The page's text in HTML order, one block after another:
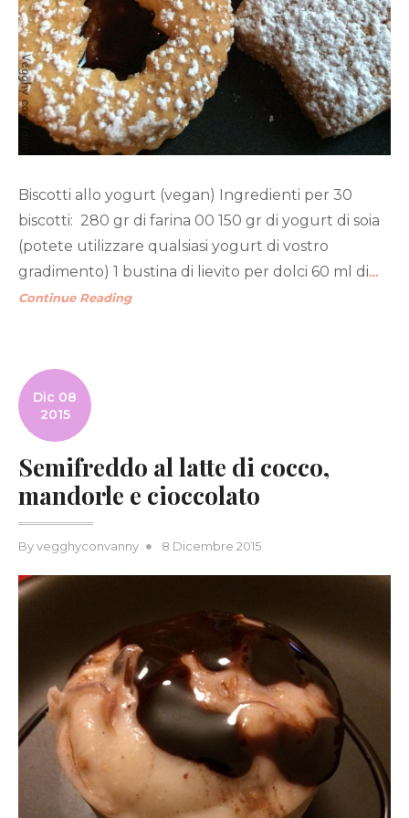
Biscotti allo yogurt (vegan) Ingredienti per 30
biscotti: 280 gr di farina 00 150 gr di yogurt di soia
(potete utilizzare qualsiasi yogurt di vostro
gradimento) 1 bustina di lievito per dolci 60 ml di…
Continue Reading
Dic 08
2015
Semifreddo al latte di cocco,
mandorle e cioccolato
Byvegghyconvanny
Posted
8 Dicembre 2015